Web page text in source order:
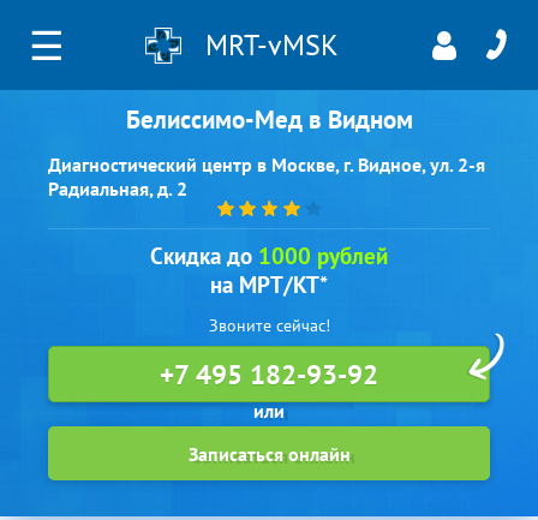
☰ MRT-vMSK
Белиссимо-Мед в Видном
Диагностический центр в Москве, г. Видное, ул. 2-я
Радиальная, д. 2
Скидка до 1000 рублей
на МРТ/КТ*
Звоните сейчас!
+7 495 182-93-92
Записаться онлайн